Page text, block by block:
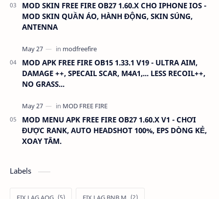
MOD SKIN FREE FIRE OB27 1.60.X CHO IPHONE IOS -
MOD SKIN QUẦN ÁO, HÀNH ĐỘNG, SKIN SÚNG,
ANTENNA
MOD APK FREE FIRE OB15 1.33.1 V19 - ULTRA AIM,
DAMAGE ++, SPECAIL SCAR, M4A1,... LESS RECOIL++,
NO GRASS...
MOD MENU APK FREE FIRE OB27 1.60.X V1 - CHƠI
ĐƯỢC RANK, AUTO HEADSHOT 100%, EPS DÒNG KẺ,
XOAY TÂM.
Labels